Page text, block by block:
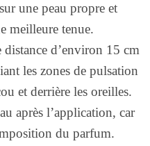
une peau propre et
meilleure tenue.
d’environ 15 cm
les zones de pulsation
et derrière les oreilles.
après l’application, car
du parfum.